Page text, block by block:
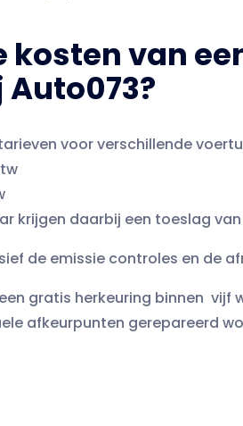
kosten van
voor verschillende
krijgen daarbij een toeslag
de emissie controles en de
gratis herkeuring binnen vijf
afkeurpunten gerepareerd